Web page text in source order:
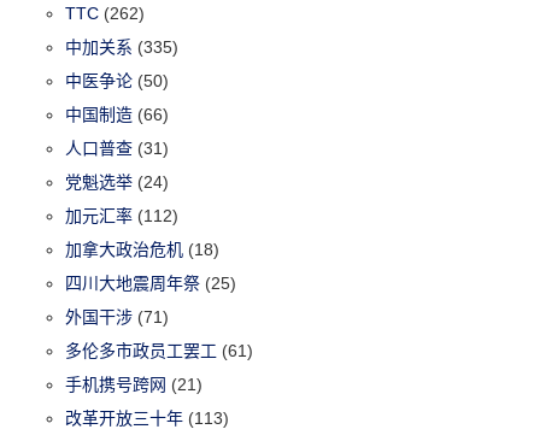
TTC (262)
中加关系 (335)
中医争论 (50)
中国制造 (66)
人口普查 (31)
党魁选举 (24)
加元汇率 (112)
加拿大政治危机 (18)
四川大地震周年祭 (25)
外国干涉 (71)
多伦多市政员工罢工 (61)
手机携号跨网 (21)
改革开放三十年 (113)